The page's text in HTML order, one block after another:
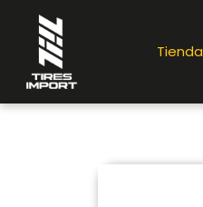
Tienda